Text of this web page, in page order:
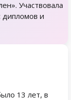
Участвовала
дипломов и
13 лет, в